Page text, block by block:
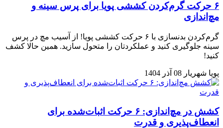
۶ حرکت گرم‌کردن کششی پویا برای پرس سینه و
مچ‌اندازی
گرم‌کردن بدنسازی با ۶ حرکت کششی پویا! از آسیب مچ در پرس
سینه جلوگیری کنید و عملکردتان را متحول سازید. همین حالا کشف
کنید!
پویا شهریار 08 آذر 1404
کشش در مچ‌اندازی: ۶ حرکت اثبات‌شده برای
انعطاف‌پذیری و قدرت